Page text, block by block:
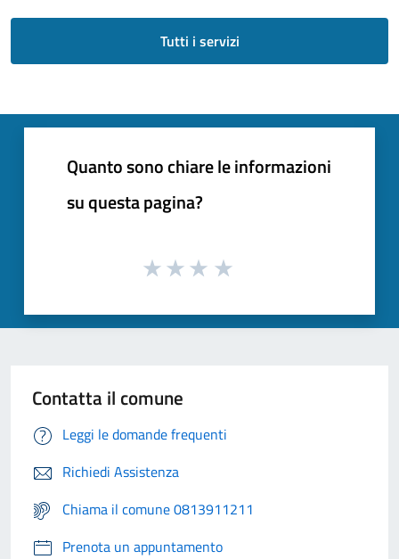
Tutti i servizi
Quanto sono chiare le informazioni
su questa pagina?
Contatta il comune
Leggi le domande frequenti
Richiedi Assistenza
Chiama il comune 0813911211
Prenota un appuntamento